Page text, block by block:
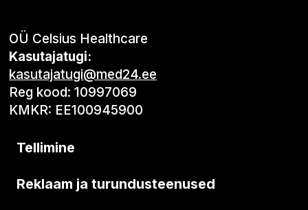
OÜ Celsius Healthcare
Kasutajatugi:
kasutajatugi@med24.ee
Reg kood: 10997069
KMKR: EE100945900
Tellimine
Reklaam ja turundusteenused